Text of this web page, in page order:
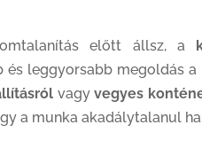
előtt állsz, a
és leggyorsabb megoldás a
vagyvegyes
a munka akadálytalanul